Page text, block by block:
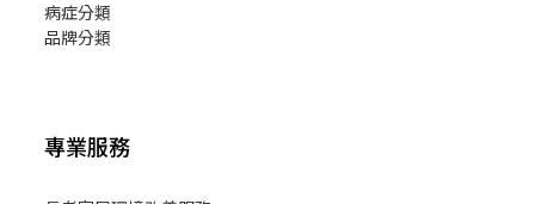
病症分類
品牌分類
專業服務